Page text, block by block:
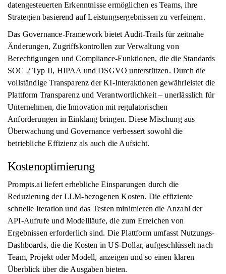
datengesteuerten Erkenntnisse ermöglichen es Teams, ihre
Strategien basierend auf Leistungsergebnissen zu verfeinern.
Das Governance-Framework bietet Audit-Trails für zeitnahe
Änderungen, Zugriffskontrollen zur Verwaltung von
Berechtigungen und Compliance-Funktionen, die die Standards
SOC 2 Typ II, HIPAA und DSGVO unterstützen. Durch die
vollständige Transparenz der KI-Interaktionen gewährleistet die
Plattform Transparenz und Verantwortlichkeit – unerlässlich für
Unternehmen, die Innovation mit regulatorischen
Anforderungen in Einklang bringen. Diese Mischung aus
Überwachung und Governance verbessert sowohl die
betriebliche Effizienz als auch die Aufsicht.
Kostenoptimierung
Prompts.ai liefert erhebliche Einsparungen durch die
Reduzierung der LLM-bezogenen Kosten. Die effiziente
schnelle Iteration und das Testen minimieren die Anzahl der
API-Aufrufe und Modellläufe, die zum Erreichen von
Ergebnissen erforderlich sind. Die Plattform umfasst Nutzungs-
Dashboards, die die Kosten in US-Dollar, aufgeschlüsselt nach
Team, Projekt oder Modell, anzeigen und so einen klaren
Überblick über die Ausgaben bieten.